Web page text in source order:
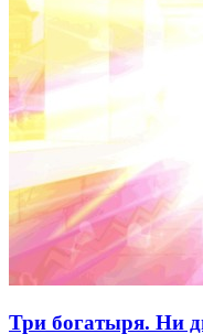
Три богатыря. Ни